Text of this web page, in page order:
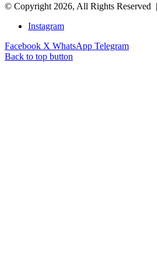
© Copyright 2026, All Rights Reserved |
Instagram
Facebook X WhatsApp Telegram
Back to top button